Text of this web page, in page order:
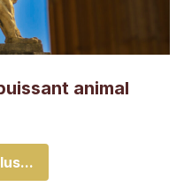
animal